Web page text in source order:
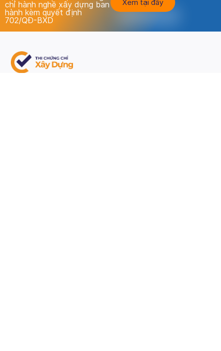
chỉ hành nghề xây dựng ban
hành kèm quyết định
702/QĐ-BXD
Xem tại đây